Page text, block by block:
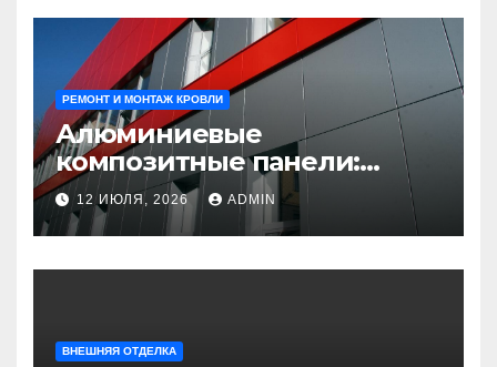
РЕМОНТ И МОНТАЖ КРОВЛИ
Алюминиевые
композитные панели:
универсальное решение
для современного
строительства и дизайна
12 ИЮЛЯ, 2026 ADMIN
ВНЕШНЯЯ ОТДЕЛКА